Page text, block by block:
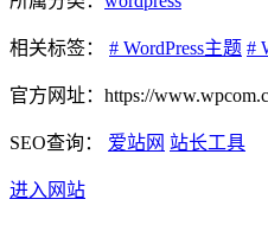
相关标签： # WordPress主题 #
官方网址：https://
SEO查询： 爱站网 站长工具
进入网站